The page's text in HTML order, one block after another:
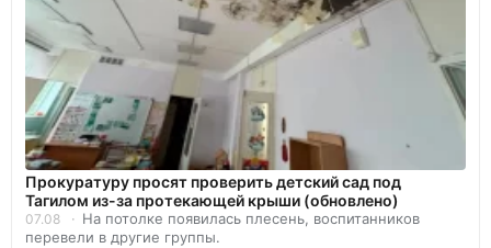
Прокуратуру просят проверить детский сад под
Тагилом из-за протекающей крыши (обновлено)
07.08
На потолке появилась плесень, воспитанников
перевели в другие группы.